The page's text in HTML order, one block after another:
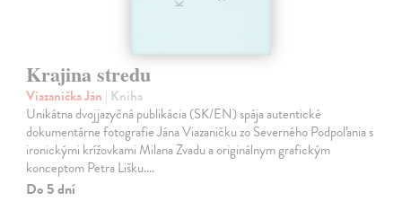
Krajina stredu
Viazanička Ján | Kniha
Unikátna dvojjazyčná publikácia (SK/EN) spája autentické
dokumentárne fotografie Jána Viazaničku zo Severného Podpoľania s
ironickými krížovkami Milana Zvadu a originálnym grafickým
konceptom Petra Lišku.…
Do 5 dní